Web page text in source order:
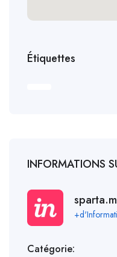
Étiquettes
INFORMATIONS
Catégorie: